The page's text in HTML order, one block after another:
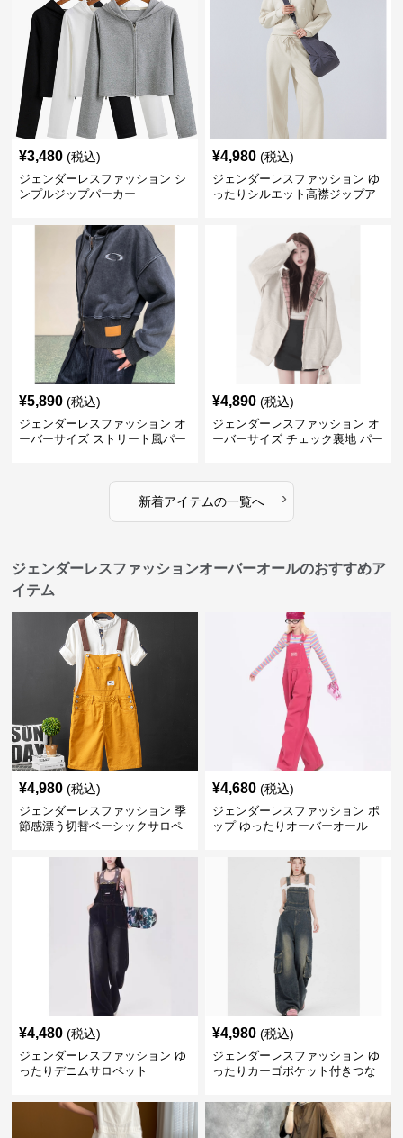
¥3,480 (税込)
ジェンダーレスファッション シ
ンプルジップパーカー
¥4,980 (税込)
ジェンダーレスファッション ゆ
ったりシルエット高襟ジップア
¥5,890 (税込)
ジェンダーレスファッション オ
ーバーサイズ ストリート風パー
¥4,890 (税込)
ジェンダーレスファッション オ
ーバーサイズ チェック裏地 パー
新着アイテムの一覧へ ›
ジェンダーレスファッションオーバーオールのおすすめア
イテム
¥4,980 (税込)
ジェンダーレスファッション 季
節感漂う切替ベーシックサロペ
¥4,680 (税込)
ジェンダーレスファッション ポ
ップ ゆったりオーバーオール
¥4,480 (税込)
ジェンダーレスファッション ゆ
ったりデニムサロペット
¥4,980 (税込)
ジェンダーレスファッション ゆ
ったりカーゴポケット付きつな